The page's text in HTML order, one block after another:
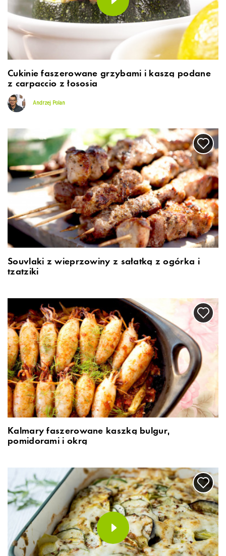
Cukinie faszerowane grzybami i kaszą podane
z carpaccio z łososia
Andrzej Polan
Souvlaki z wieprzowiny z sałatką z ogórka i
tzatziki
Kalmary faszerowane kaszką bulgur,
pomidorami i okrą